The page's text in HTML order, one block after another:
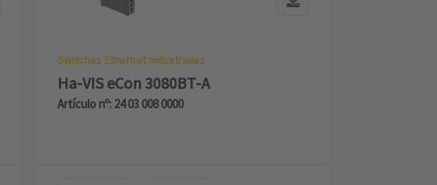
Switches Ethernet industriales
Ha-VIS eCon 3080BT-A
Artículo nº: 24 03 008 0000